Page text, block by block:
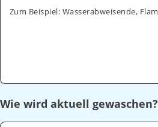
Wie wird aktuell gewaschen?